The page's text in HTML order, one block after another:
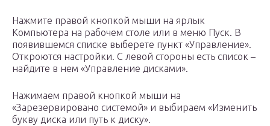
Нажмите правой кнопкой мыши на ярлык
Компьютера на рабочем столе или в меню Пуск. В
появившемся списке выберете пункт «Управление».
Откроются настройки. С левой стороны есть список –
найдите в нем «Управление дисками».
Нажимаем правой кнопкой мыши на
«Зарезервировано системой» и выбираем «Изменить
букву диска или путь к диску».